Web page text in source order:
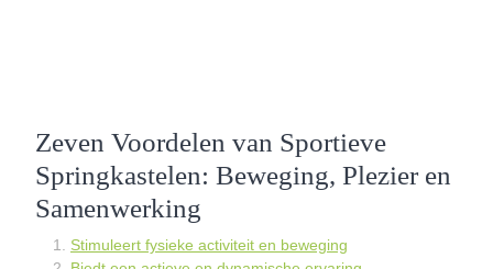
Zeven Voordelen van Sportieve
Springkastelen: Beweging, Plezier en
Samenwerking
Stimuleert fysieke activiteit en beweging